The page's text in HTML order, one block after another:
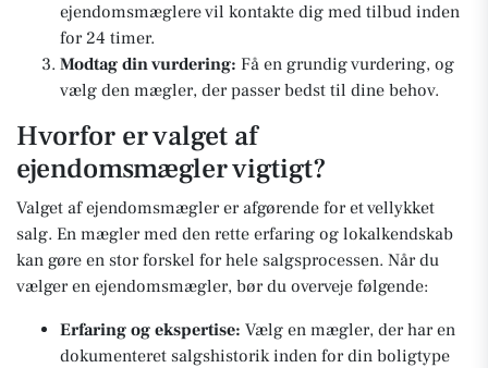
ejendomsmæglere vil kontakte dig med tilbud inden
for 24 timer.
Modtag din vurdering: Få en grundig vurdering, og
vælg den mægler, der passer bedst til dine behov.
Hvorfor er valget af
ejendomsmægler vigtigt?
Valget af ejendomsmægler er afgørende for et vellykket
salg. En mægler med den rette erfaring og lokalkendskab
kan gøre en stor forskel for hele salgsprocessen. Når du
vælger en ejendomsmægler, bør du overveje følgende:
Erfaring og ekspertise: Vælg en mægler, der har en
dokumenteret salgshistorik inden for din boligtype